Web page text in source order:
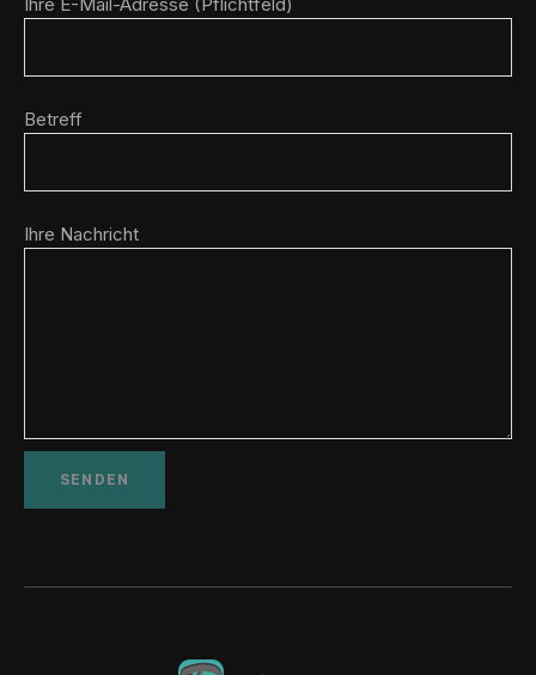
Betreff
Ihre Nachricht